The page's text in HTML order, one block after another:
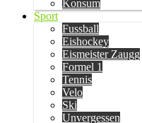
Konsum
Sport
Fussball
Eishockey
Eismeister Zaugg
Formel 1
Tennis
Velo
Ski
Unvergessen